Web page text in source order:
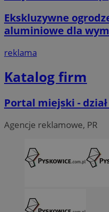
Ekskluzywne
aluminiowe dla
reklama
Katalog firm
Portal miejski -
Agencje reklamowe, PR